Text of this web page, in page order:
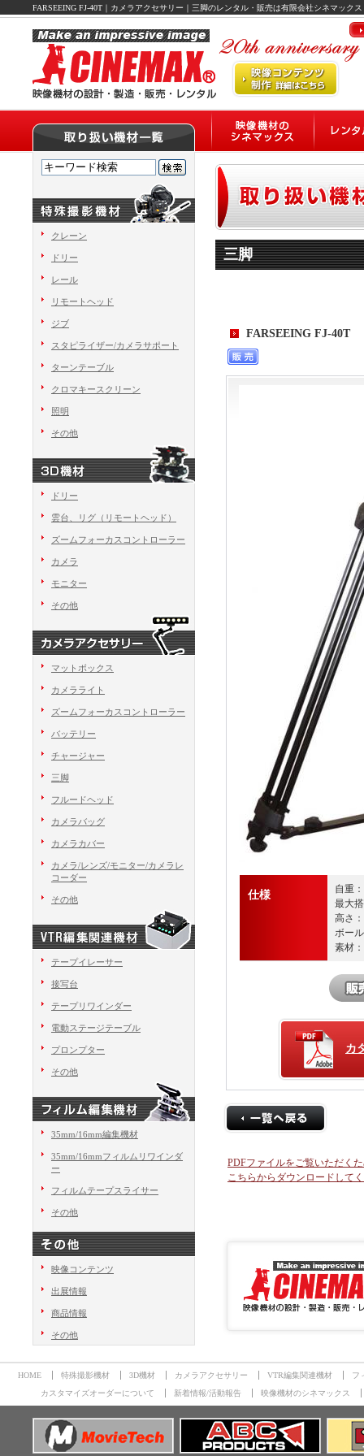
FARSEEING FJ-40T｜カメラアクセサリー｜三脚のレンタル・販売は有限会社シネマックス
三脚
FARSEEING FJ-40T
仕様
自重
最大
高さ
ボー
素材
カ
PDFファイルをご覧いただく
こちらからダウンロードして
クレーン
ドリー
レール
リモートヘッド
ジブ
スタピライザー/カメラサポート
ターンテーブル
クロマキースクリーン
照明
その他
ドリー
雲台、リグ（リモートヘッド）
ズームフォーカスコントローラー
カメラ
モニター
その他
マットボックス
カメラライト
ズームフォーカスコントローラー
バッテリー
チャージャー
三脚
フルードヘッド
カメラバッグ
カメラカバー
カメラ/レンズ/モニター/カメラレ
コーダー
その他
テープイレーサー
接写台
テープリワインダー
電動ステージテーブル
プロンプター
その他
35mm/16mm編集機材
35mm/16mmフィルムリワインダ
ー
フィルムテープスライサー
その他
映像コンテンツ
出展情報
商品情報
その他
HOME 特殊撮影機材 3D機材 カメラアクセサリー VTR編集関連機材
フ
カスタマイズオーダーについて
新着情報/活動報告 映像機材のシネマックス